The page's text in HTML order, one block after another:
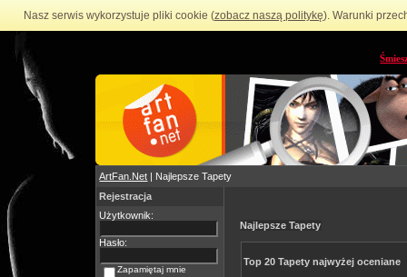
Nasz serwis wykorzystuje pliki cookie (zobacz naszą politykę). Warunki
ArtFan.Net | Najlepsze Tapety
Rejestracja
Użytkownik:
Hasło:
Zapamiętaj mnie
Najlepsze Tapety
Top 20 Tapety najwyżej oceniane